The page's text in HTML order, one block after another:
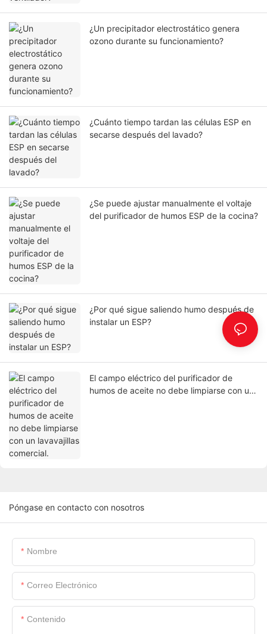
¿Un precipitador electrostático genera
ozono durante su funcionamiento?
¿Cuánto tiempo tardan las células ESP en
secarse después del lavado?
¿Se puede ajustar manualmente el voltaje
del purificador de humos ESP de la cocina?
¿Por qué sigue saliendo humo después de
instalar un ESP?
El campo eléctrico del purificador de
humos de aceite no debe limpiarse con un
Póngase en contacto con nosotros
Nombre
Correo Electrónico
Contenido